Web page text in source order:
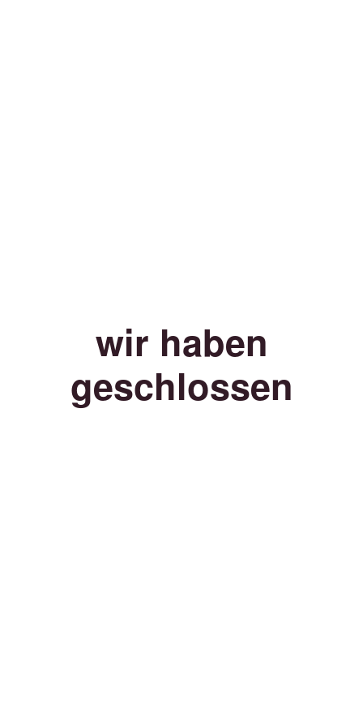
wir haben
geschlossen